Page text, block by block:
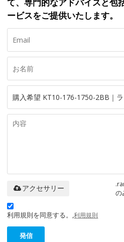
ービスをご提供いたします。
の
アクセサリー
利用規則を同意する。,利用規則
発信